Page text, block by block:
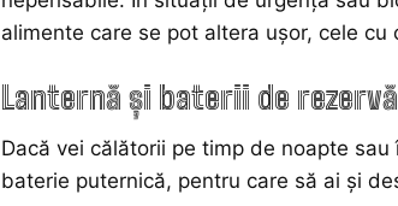
alimente care se pot altera ușor, cele cu
Lanternă și baterii de rezervă
Dacă vei călătorii pe timp de noapte
baterie puternică, pentru care să ai și